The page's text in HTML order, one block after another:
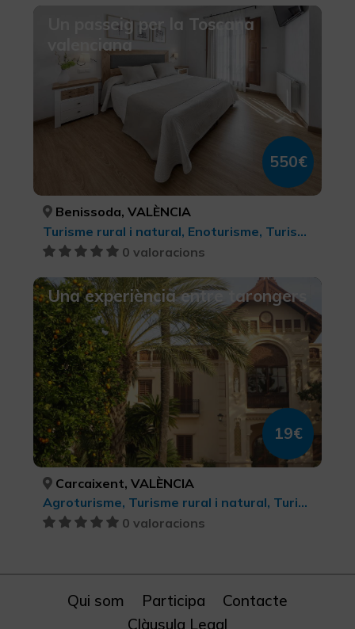
Un passeig per la Toscana
valenciana
550€
Benissoda, VALÈNCIA
Turisme rural i natural, Enoturisme, Turisme gastronòmic
0 valoracions
Una experiència entre tarongers
19€
Carcaixent, VALÈNCIA
Agroturisme, Turisme rural i natural, Turisme rural i natural, Turisme gastronòmic
0 valoracions
Qui som Participa
Contacte
Clàusula Legal